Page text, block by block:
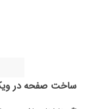
ساخت صفحه در